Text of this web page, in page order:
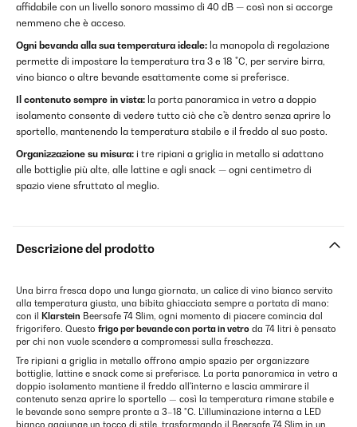
affidabile con un livello sonoro massimo di 40 dB — così non si accorge
nemmeno che è acceso.
Ogni bevanda alla sua temperatura ideale: la manopola di regolazione
permette di impostare la temperatura tra 3 e 18 °C, per servire birra,
vino bianco o altre bevande esattamente come si preferisce.
Il contenuto sempre in vista: la porta panoramica in vetro a doppio
isolamento consente di vedere tutto ciò che c'è dentro senza aprire lo
sportello, mantenendo la temperatura stabile e il freddo al suo posto.
Organizzazione su misura: i tre ripiani a griglia in metallo si adattano
alle bottiglie più alte, alle lattine e agli snack — ogni centimetro di
spazio viene sfruttato al meglio.
Descrizione del prodotto
Una birra fresca dopo una lunga giornata, un calice di vino bianco servito
alla temperatura giusta, una bibita ghiacciata sempre a portata di mano:
con il
Klarstein Beersafe 74 Slim, ogni momento di piacere comincia dal
frigorifero. Questo frigo per bevande con porta in vetro da 74 litri è pensato
per chi non vuole scendere a compromessi sulla freschezza.
Tre ripiani a griglia in metallo offrono ampio spazio per organizzare
bottiglie, lattine e snack come si preferisce. La porta panoramica in vetro a
doppio isolamento mantiene il freddo all'interno e lascia ammirare il
contenuto senza aprire lo sportello — così la temperatura rimane stabile e
le bevande sono sempre pronte a 3–18 °C. L'illuminazione interna a LED
bianco aggiunge un tocco di stile, trasformando il Beersafe 74 Slim in un